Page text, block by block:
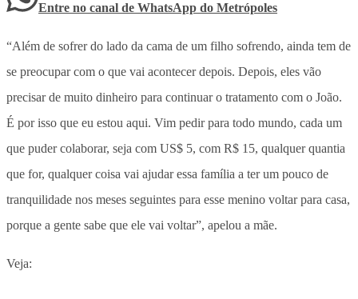
Entre no canal de WhatsApp do Metrópoles
“Além de sofrer do lado da cama de um filho sofrendo, ainda tem de
se preocupar com o que vai acontecer depois. Depois, eles vão
precisar de muito dinheiro para continuar o tratamento com o João.
É por isso que eu estou aqui. Vim pedir para todo mundo, cada um
que puder colaborar, seja com US$ 5, com R$ 15, qualquer quantia
que for, qualquer coisa vai ajudar essa família a ter um pouco de
tranquilidade nos meses seguintes para esse menino voltar para casa,
porque a gente sabe que ele vai voltar”, apelou a mãe.
Veja: